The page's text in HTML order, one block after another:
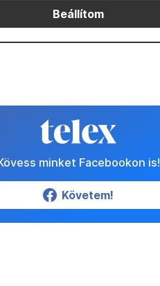
Beállítom
minket Facebookon is!
Követem!